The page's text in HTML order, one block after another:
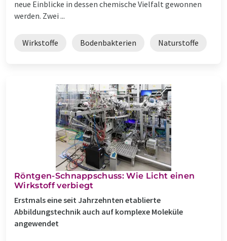
neue Einblicke in dessen chemische Vielfalt gewonnen
werden. Zwei ...
Wirkstoffe Bodenbakterien Naturstoffe
Röntgen-Schnappschuss: Wie Licht einen
Wirkstoff verbiegt
Erstmals eine seit Jahrzehnten etablierte
Abbildungstechnik auch auf komplexe Moleküle
angewendet